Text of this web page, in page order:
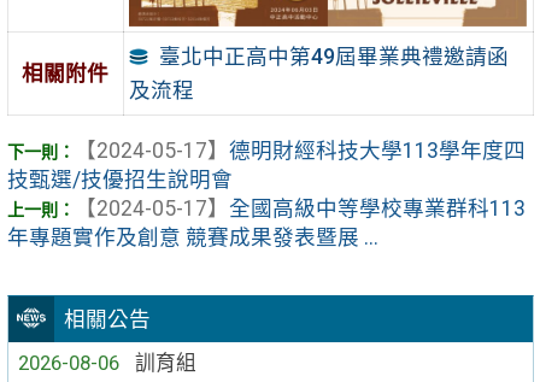
相關公告
2026-08-06
訓育組
相關附件
臺北中正高中第49屆畢業典禮邀請函
及流程
【2024-05-17】 德明財經科技大學113學年度四
技甄選/技優招生說明會
【2024-05-17】 全國高級中等學校專業群科113
年專題實作及創意 競賽成果發表暨展 ...